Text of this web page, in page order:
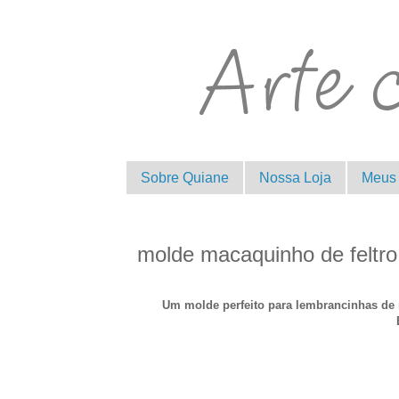
Sobre Quiane Nossa Loja
molde macaquinho de feltro
Um molde perfeito para lembrancinhas